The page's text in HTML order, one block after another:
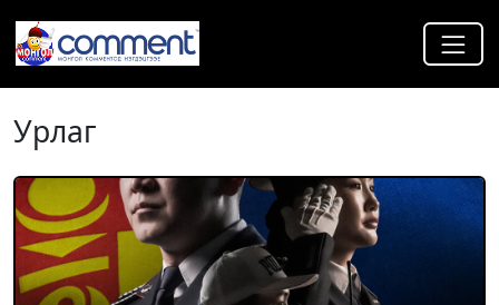
Урлаг